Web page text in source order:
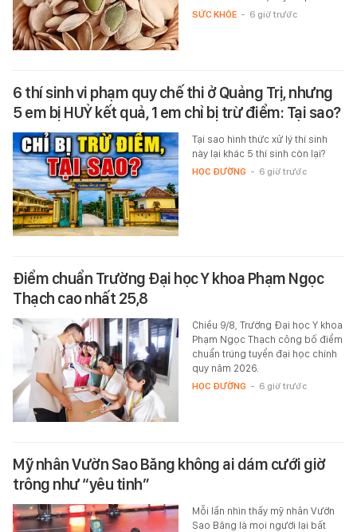
SỨC KHỎE - 6 giờ trước
6 thí sinh vi phạm quy chế thi ở Quảng Trị, nhưng
5 em bị HUỶ kết quả, 1 em chỉ bị trừ điểm: Tại sao?
Tại sao hình thức xử lý thí sinh
này lại khác 5 thí sinh còn lại?
HỌC ĐƯỜNG - 6 giờ trước
Điểm chuẩn Trường Đại học Y khoa Phạm Ngọc
Thạch cao nhất 25,8
Chiều 9/8, Trường Đại học Y khoa
Phạm Ngọc Thạch công bố điểm
chuẩn trúng tuyển đại học chính
quy năm 2026.
HỌC ĐƯỜNG - 6 giờ trước
Mỹ nhân Vườn Sao Băng không ai dám cưới giờ
trông như “yêu tinh”
Mỗi lần nhìn thấy mỹ nhân Vườn
Sao Băng là mọi người lại bất